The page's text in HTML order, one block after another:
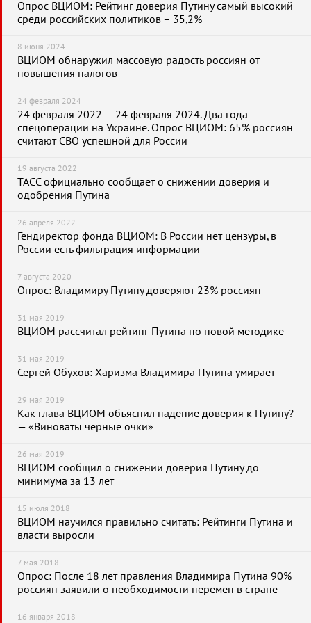
Опрос ВЦИОМ: Рейтинг доверия Путину самый высокий
среди российских политиков – 35,2%
8 июня 2024
ВЦИОМ обнаружил массовую радость россиян от
повышения налогов
24 февраля 2024
24 февраля 2022 — 24 февраля 2024. Два года
спецоперации на Украине. Опрос ВЦИОМ: 65% россиян
считают СВО успешной для России
19 августа 2022
ТАСС официально сообщает о снижении доверия и
одобрения Путина
26 апреля 2022
Гендиректор фонда ВЦИОМ: В России нет цензуры, в
России есть фильтрация информации
7 августа 2020
Опрос: Владимиру Путину доверяют 23% россиян
31 мая 2019
ВЦИОМ рассчитал рейтинг Путина по новой методике
31 мая 2019
Сергей Обухов: Харизма Владимира Путина умирает
29 мая 2019
Как глава ВЦИОМ объяснил падение доверия к Путину?
— «Виноваты черные очки»
26 мая 2019
ВЦИОМ сообщил о снижении доверия Путину до
минимума за 13 лет
15 июля 2018
ВЦИОМ научился правильно считать: Рейтинги Путина и
власти выросли
7 мая 2018
Опрос: После 18 лет правления Владимира Путина 90%
россиян заявили о необходимости перемен в стране
16 января 2018